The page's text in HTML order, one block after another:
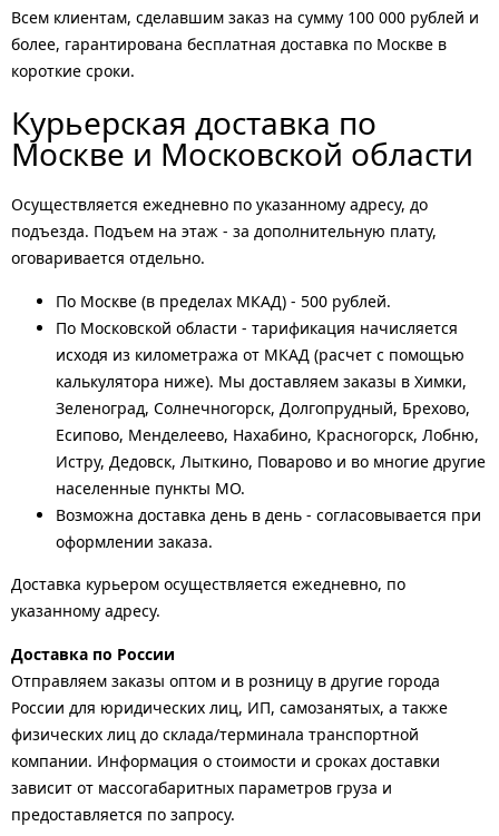
Всем клиентам, сделавшим заказ на сумму 100 000 рублей и
более, гарантирована бесплатная доставка по Москве в
короткие сроки.
Курьерская доставка по
Москве и Московской области
Осуществляется ежедневно по указанному адресу, до
подъезда. Подъем на этаж - за дополнительную плату,
оговаривается отдельно.
По Москве (в пределах МКАД) - 500 рублей.
По Московской области - тарификация начисляется
исходя из километража от МКАД (расчет с помощью
калькулятора ниже). Мы доставляем заказы в Химки,
Зеленоград, Солнечногорск, Долгопрудный, Брехово,
Есипово, Менделеево, Нахабино, Красногорск, Лобню,
Истру, Дедовск, Лыткино, Поварово и во многие другие
населенные пункты МО.
Возможна доставка день в день - согласовывается при
оформлении заказа.
Доставка курьером осуществляется ежедневно, по
указанному адресу.
Доставка по России
Отправляем заказы оптом и в розницу в другие города
России для юридических лиц, ИП, самозанятых, а также
физических лиц до склада/терминала транспортной
компании. Информация о стоимости и сроках доставки
зависит от массогабаритных параметров груза и
предоставляется по запросу.